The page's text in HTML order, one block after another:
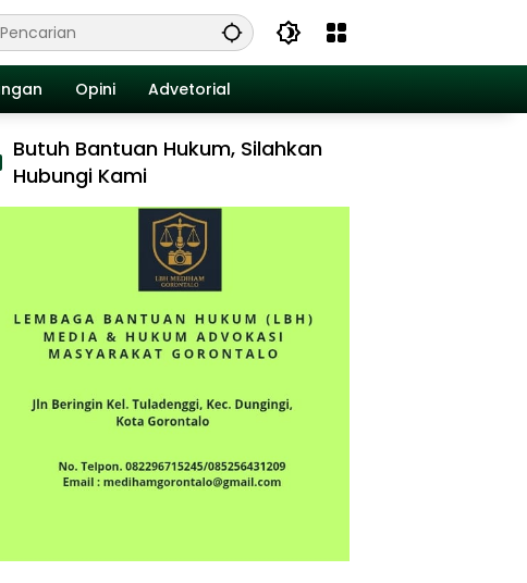
Opini Advetorial
Butuh Bantuan Hukum, Silahkan
Hubungi Kami